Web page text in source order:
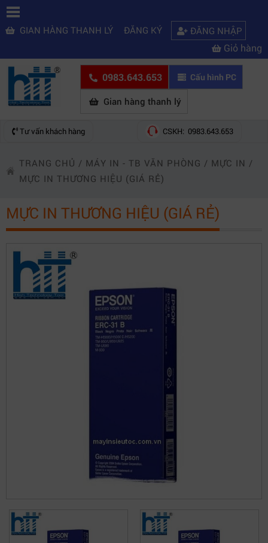
GIAN HÀNG THANH LÝ ĐĂNG KÝ ĐĂNG NHẬP
Giỏ hàng
0983.643.653 Cấu hình PC
Gian hàng thanh lý
Tư vấn khách hàng CSKH: 0983.643.653
TRANG CHỦ / MÁY IN - TB VĂN PHÒNG / MỰC IN /
MỰC IN THƯƠNG HIỆU (GIÁ RẺ)
MỰC IN THƯƠNG HIỆU (GIÁ RẺ)